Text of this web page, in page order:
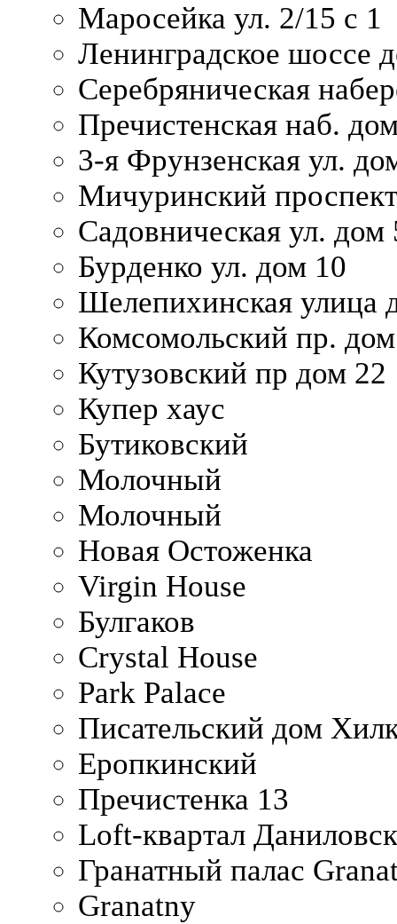
Маросейка ул. 2/15 с 1
Ленинградское шоссе
Серебряническая
Пречистенская наб.
3-я Фрунзенская ул.
Мичуринский
Садовническая ул. дом
Бурденко ул. дом 10
Шелепихинская улица
Комсомольский пр.
Кутузовский пр дом 22
Купер хаус
Бутиковский
Молочный
Молочный
Новая Остоженка
Virgin House
Булгаков
Crystal House
Park Palace
Писательский дом
Еропкинский
Пречистенка 13
Loft-квартал
Гранатный палас
Granatny